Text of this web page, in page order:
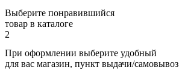
Выберите понравившийся
товар в каталоге
2
При оформлении выберите удобный
для вас магазин, пункт выдачи/самовывоз